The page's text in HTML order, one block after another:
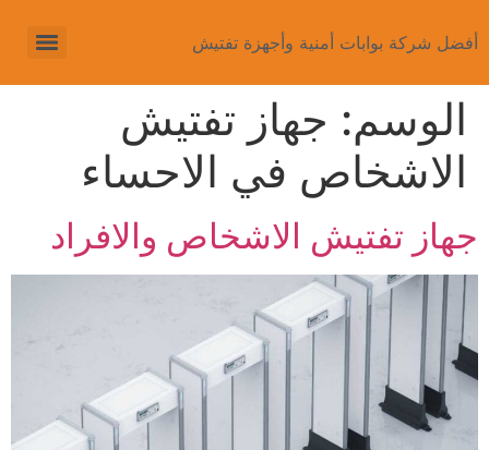
أفضل شركة بوابات أمنية وأجهزة تفتيش
الوسم: جهاز تفتيش
الاشخاص في الاحساء
جهاز تفتيش الاشخاص والافراد